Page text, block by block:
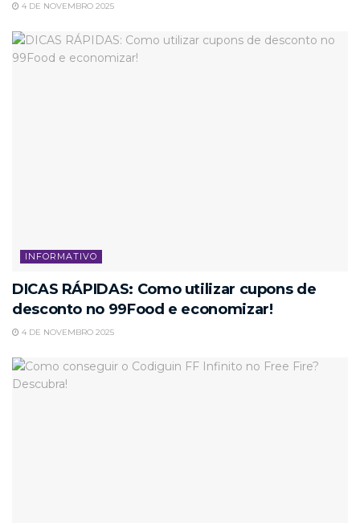
4 DE NOVEMBRO 2025
INFORMATIVO
DICAS RÁPIDAS: Como utilizar cupons de
desconto no 99Food e economizar!
4 DE NOVEMBRO 2025